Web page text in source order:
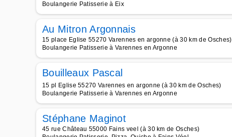
Boulangerie Patisserie à Eix
Au Mitron Argonnais
15 place Eglise 55270 Varennes en argonne (à 30 km de Osches)
Boulangerie Patisserie à Varennes en Argonne
Bouilleaux Pascal
15 pl Eglise 55270 Varennes en argonne (à 30 km de Osches)
Boulangerie Patisserie à Varennes en Argonne
Stéphane Maginot
45 rue Château 55000 Fains veel (à 30 km de Osches)